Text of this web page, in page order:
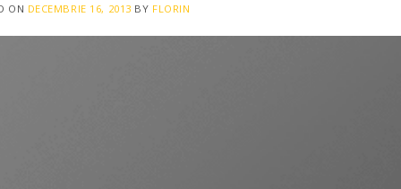
ON DECEMBRIE 16, 2013 BY FLORIN